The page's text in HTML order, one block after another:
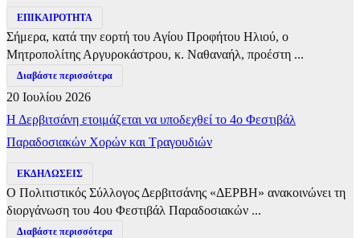
ΕΠΙΚΑΙΡΟΤΗΤΑ
Σήμερα, κατά την εορτή του Αγίου Προφήτου Ηλιού, ο
Μητροπολίτης Αργυροκάστρου, κ. Ναθαναήλ, προέστη ...
Διαβάστε περισσότερα
20 Ιουλίου 2026
Η Δερβιτσάνη ετοιμάζεται να υποδεχθεί το 4ο Φεστιβάλ
Παραδοσιακών Χορών και Τραγουδιών
ΕΚΔΗΛΩΣΕΙΣ
Ο Πολιτιστικός Σύλλογος Δερβιτσάνης «ΔΕΡΒΗ» ανακοινώνει τη
διοργάνωση του 4ου Φεστιβάλ Παραδοσιακών ...
Διαβάστε περισσότερα